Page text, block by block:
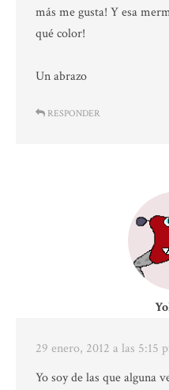
más me gusta! Y esa
qué color!
Un abrazo
RESPONDER
29 enero, 2012 a las 5:15
Yo soy de las que alguna